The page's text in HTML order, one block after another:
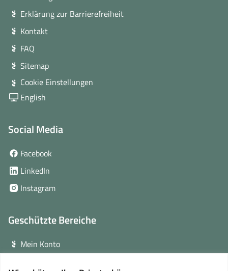
Erklärung zur Barrierefreiheit
Kontakt
FAQ
Sitemap
Cookie Einstellungen
English
Social Media
Facebook
Fenster)
LinkedIn
neuem
Instagram(öffnet
Fenster)
Geschützte Bereiche
Mein Konto